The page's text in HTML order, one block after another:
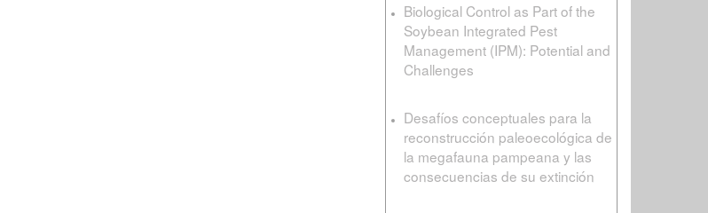
Biological Control as Part of the
Soybean Integrated Pest
Management (IPM): Potential and
Challenges
Desafíos conceptuales para la
reconstrucción paleoecológica de
la megafauna pampeana y las
consecuencias de su extinción